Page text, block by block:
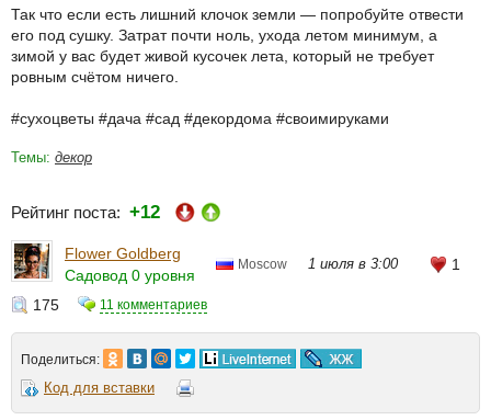
Так что если есть лишний клочок земли — попробуйте отвести
его под сушку. Затрат почти ноль, ухода летом минимум, а
зимой у вас будет живой кусочек лета, который не требует
ровным счётом ничего.
#сухоцветы #дача #сад #декордома #своимируками
Темы: декор
Рейтинг поста: +12
Flower Goldberg
Садовод 0 уровня
Moscow 1 июля в 3:00 1
175 11 комментариев
Поделиться:
Код для вставки